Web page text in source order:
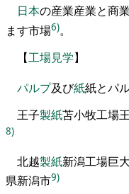
日本の産業産業と商業
ます市場6)。
【工場見学】
パルプ及び紙紙とパ
王子製紙苫小牧工場
8)
北越製紙新潟工場巨
県新潟市9)